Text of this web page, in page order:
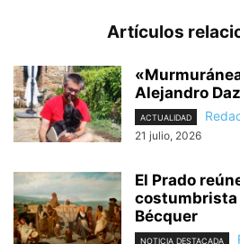
Artículos
Alejandro
ACTUALIDAD
21 julio, 2026
El Prado
costumbrista
Bécquer
NOTICIA DESTACADA